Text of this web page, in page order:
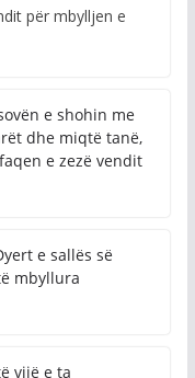
për mbylljen e
e shohin me
dhe miqtë tanë,
e zezë vendit
e sallës së
mbyllura
vijë e ta